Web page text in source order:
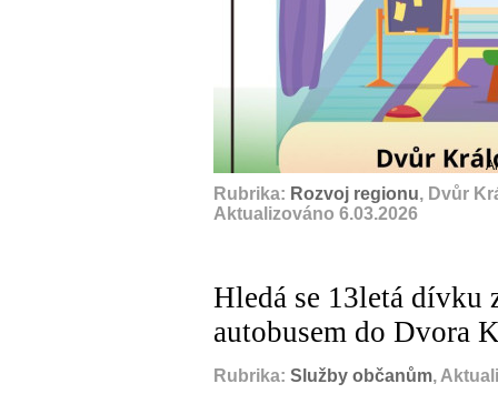
Rubrika: Rozvoj regionu, Dvůr
Aktualizováno 6.03.2026
Hledá se 13letá dívku
autobusem do Dvora
Rubrika: Služby občanům,